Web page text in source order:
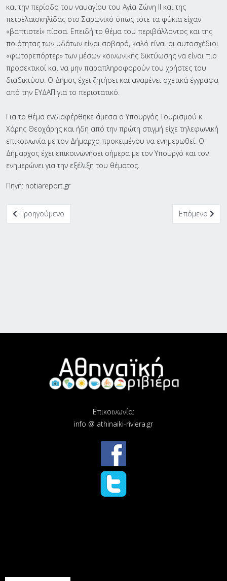
και την περίοδο του ναυαγίου του Αγία Ζώνη ΙΙ και της
πετρελαιοκηλίδας στο Σαρωνικό όπως τότε τα φύκια είχαν
«βαπτιστεί» πίσσα. Επειδή το θέμα του περιβάλλοντος και της
ποιότητας των υδάτων είναι σοβαρό, καλό είναι οι αυτοσχέδιοι
«φωτορεπόρτερ» των μέσων κοινωνικής δικτύωσης να είναι πιο
προσεκτικοί και να μην παραπληροφορούν του χρήστες του
διαδικτύου. Ο Δήμος έχει ζητήσει και αναμένει σχετικά έγγραφα
από την ΕΥΔΑΠ για το περιστατικό.
Για το θέμα ενδιαφέρθηκε άμεσα ο Υπουργός Τουρισμού κ.
Χάρης Θεοχάρης και ήδη από την πρώτη στιγμή είχε τηλεφωνική
επικοινωνία με τον Δήμαρχο προκειμένου να ενημερωθεί. Ο
Δήμαρχος έχει επικοινωνήσει σήμερα με τον Υπουργό και τον
ενημερώνει για την εξέλιξη του θέματος.
Πηγή: notiareport.gr
Προηγούμενο άρθρο: Υπ. Οικονομικών: Προχωρούμε με
Προηγούμενο Επόμενο
Επόμενο
Επικοινωνία:
info @ athinaiki-riviera.gr